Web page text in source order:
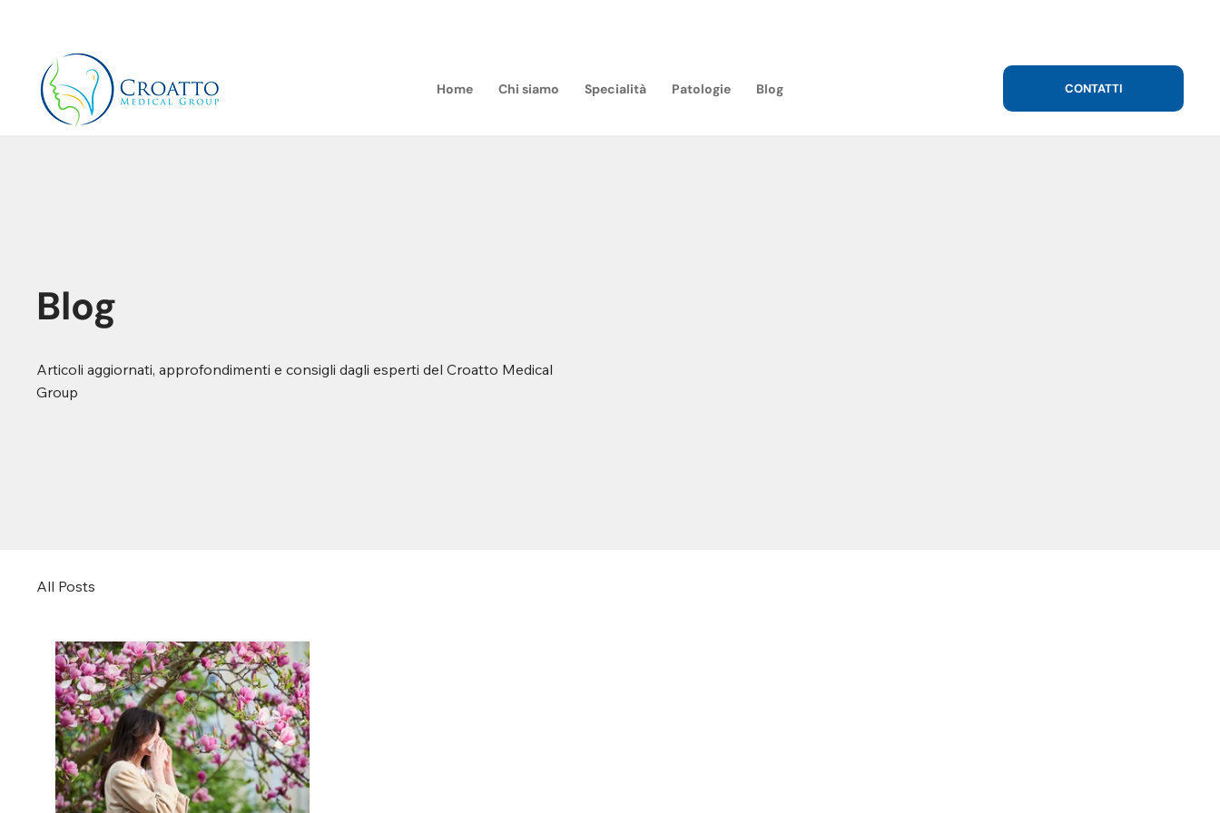
Home Chi siamo Specialità Patologie Blog CONTATTI
Blog
Articoli aggiornati, approfondimenti e consigli dagli esperti del Croatto Medical
Group
All Posts